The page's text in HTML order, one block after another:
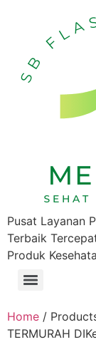
Pusat Layanan
Terbaik
Produk
Home /
TERMURAH